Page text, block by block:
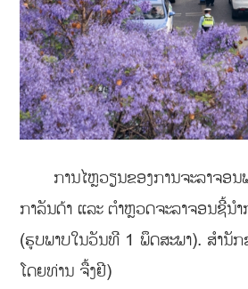
ການໄຫຼວຽນຂອງການຈະລາຈອ
ກາລັນດ້າ ແລະ ຕໍາຫຼວດຈະລາຈອນຊີ້ນໍາ
(ຮູບພາບໃນວັນທີ 1 ພຶດສະພາ). ສຳນັ
ໂດຍທ່ານ ຈື້ງຢີ)